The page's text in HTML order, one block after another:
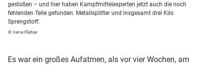
gestoßen – und hier haben Kampfmittelexperten jetzt auch die noch
fehlenden Teile gefunden: Metallsplitter und insgesamt drei Kilo
Sprengstoff.
© Irene Kleber
Es war ein großes Aufatmen, als vor vier Wochen, am